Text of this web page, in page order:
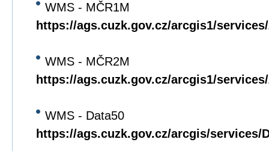
WMS - MČR1M
https://ags.cuzk.gov.cz/arcgis1/
WMS - MČR2M
https://ags.cuzk.gov.cz/arcgis1/
WMS - Data50
https://ags.cuzk.gov.cz/arcgis/services/